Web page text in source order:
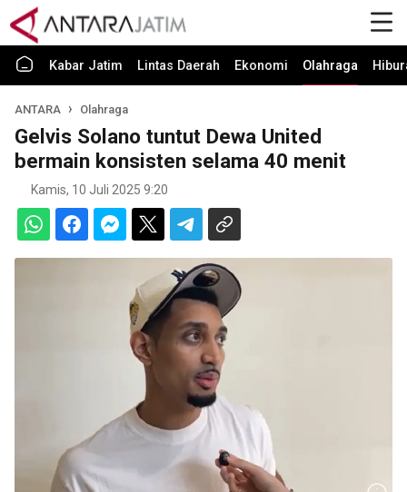
Kabar Jatim Lintas Daerah Ekonomi Olahraga
ANTARA Olahraga
Gelvis Solano tuntut Dewa United
bermain konsisten selama 40 menit
Kamis, 10 Juli 2025 9:20